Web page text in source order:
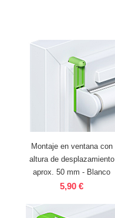
Montaje en ventana con
altura de desplazamiento
aprox. 50 mm - Blanco
5,90 €